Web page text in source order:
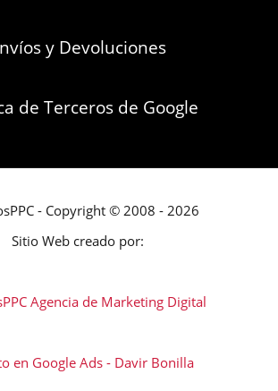
y Devoluciones
de Terceros de Google
- Copyright © 2008 - 2026
Sitio Web creado por:
Agencia de Marketing Digital
en Google Ads - Davir Bonilla